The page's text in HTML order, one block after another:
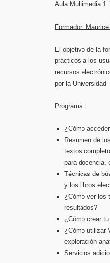
Aula Multimedia 1
Formador: Maurice
El objetivo de la
prácticos a los
recursos
por la Universidad
Programa:
¿Cómo
Resumen de
textos
para docencia,
Técnicas de
y los libros
¿Cómo ver los
resultados?
¿Cómo crear
¿Cómo utilizar
exploración
Servicios